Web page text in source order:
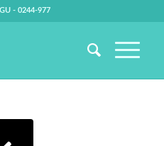
- 0244-977